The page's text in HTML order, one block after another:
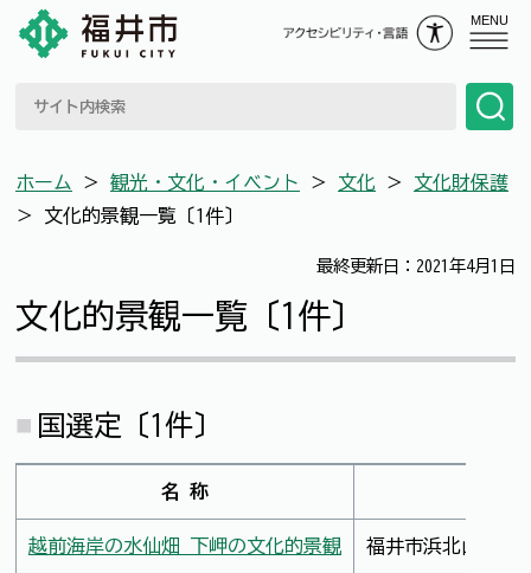
MENU
ホーム ＞ 観光・文化・イベント ＞ 文化 ＞ 文化財保護
＞ 文化的景観一覧〔1件〕
最終更新日：2021年4月1日
文化的景観一覧〔1件〕
国選定〔1件〕
名 称
越前海岸の水仙畑 下岬の文化的景観 福井市浜北山町、